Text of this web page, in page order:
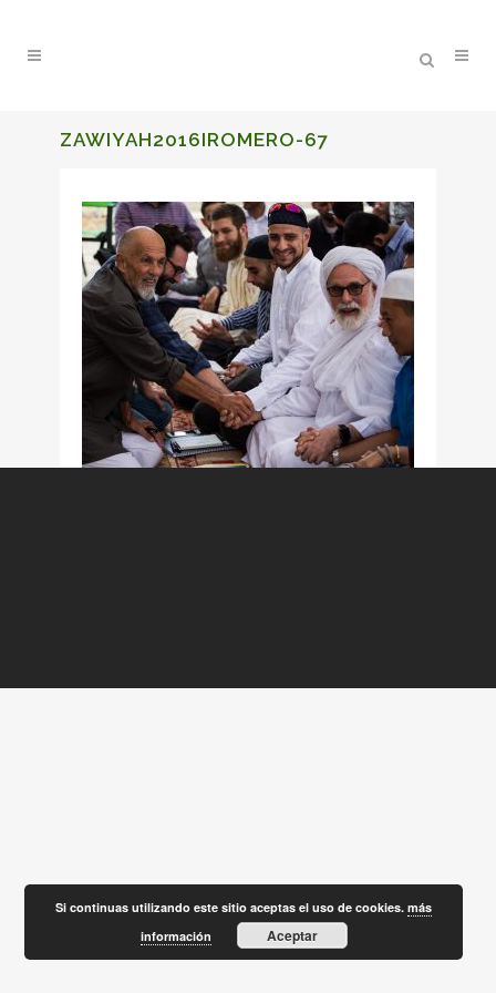
ZAWIYAH2016IROMERO-67
Si continuas utilizando este sitio aceptas el uso de cookies.más
información
Aceptar